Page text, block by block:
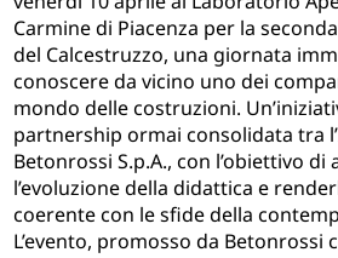
Carmine di Piacenza per la
del Calcestruzzo, una giornata
conoscere da vicino uno dei
mondo delle costruzioni.
partnership ormai consolidata tra
Betonrossi S.p.A., con l’obiettivo
l’evoluzione della didattica e
coerente con le sfide della
L’evento, promosso da Betonrossi